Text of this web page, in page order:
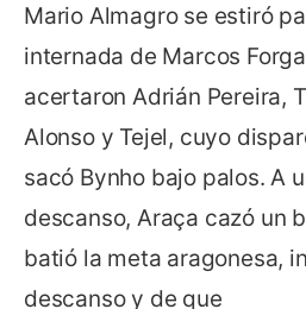
Mario Almagro se estiró
internada de Marcos
acertaron Adrián Pereira,
Alonso y Tejel, cuyo
sacó Bynho bajo palos. A
descanso, Araça cazó un
batió la meta aragonesa,
descanso y de que